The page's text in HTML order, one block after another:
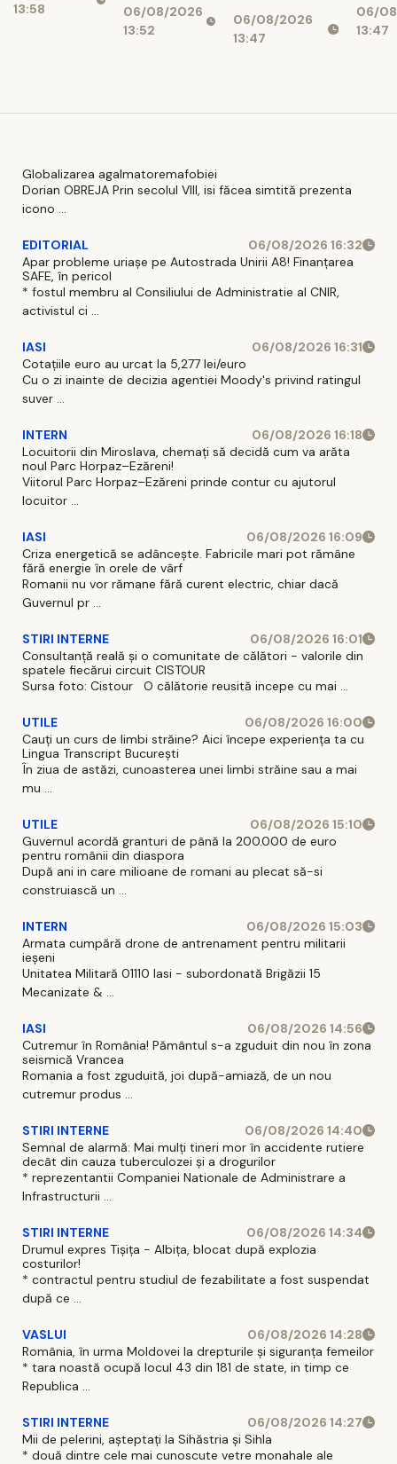
13:58
ipotecare,
blocate din
06/08/2026
13:52
06/08/2026
13:47
într-
06/
13:47
Globalizarea agalmatoremafobiei
Dorian OBREJA Prin secolul VIII, isi făcea simtită prezenta
icono ...
EDITORIAL
06/08/2026 16:32
Apar probleme uriașe pe Autostrada Unirii A8! Finanțarea
SAFE, în pericol
* fostul membru al Consiliului de Administratie al CNIR,
activistul ci ...
IASI
06/08/2026 16:31
Cotațiile euro au urcat la 5,277 lei/euro
Cu o zi inainte de decizia agentiei Moody's privind ratingul
suver ...
INTERN
06/08/2026 16:18
Locuitorii din Miroslava, chemați să decidă cum va arăta
noul Parc Horpaz–Ezăreni!
Viitorul Parc Horpaz–Ezăreni prinde contur cu ajutorul
locuitor ...
IASI
06/08/2026 16:09
Criza energetică se adâncește. Fabricile mari pot rămâne
fără energie în orele de vârf
Romanii nu vor rămane fără curent electric, chiar dacă
Guvernul pr ...
STIRI INTERNE
06/08/2026 16:01
Consultanță reală și o comunitate de călători - valorile din
spatele fiecărui circuit CISTOUR
Sursa foto: Cistour O călătorie reusită incepe cu mai ...
UTILE
06/08/2026 16:00
Cauți un curs de limbi străine? Aici începe experiența ta cu
Lingua Transcript București
În ziua de astăzi, cunoasterea unei limbi străine sau a mai
mu ...
UTILE
06/08/2026 15:10
Guvernul acordă granturi de până la 200.000 de euro
pentru românii din diaspora
După ani in care milioane de romani au plecat să-si
construiască un ...
INTERN
06/08/2026 15:03
Armata cumpără drone de antrenament pentru militarii
ieșeni
Unitatea Militară 01110 Iasi - subordonată Brigăzii 15
Mecanizate & ...
IASI
06/08/2026 14:56
Cutremur în România! Pământul s-a zguduit din nou în zona
seismică Vrancea
Romania a fost zguduită, joi după-amiază, de un nou
cutremur produs ...
STIRI INTERNE
06/08/2026 14:40
Semnal de alarmă: Mai mulți tineri mor în accidente rutiere
decât din cauza tuberculozei și a drogurilor
* reprezentantii Companiei Nationale de Administrare a
Infrastructurii ...
STIRI INTERNE
06/08/2026 14:34
Drumul expres Tișița - Albița, blocat după explozia
costurilor!
* contractul pentru studiul de fezabilitate a fost suspendat
după ce ...
VASLUI
06/08/2026 14:28
România, în urma Moldovei la drepturile și siguranța femeilor
* tara noastă ocupă locul 43 din 181 de state, in timp ce
Republica ...
STIRI INTERNE
06/08/2026 14:27
Mii de pelerini, așteptați la Sihăstria și Sihla
* două dintre cele mai cunoscute vetre monahale ale